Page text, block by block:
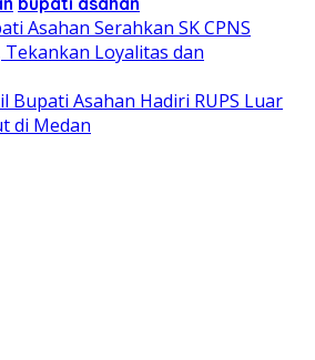
Asahan Serahkan SK CPNS
Tekankan Loyalitas dan
Bupati Asahan Hadiri RUPS Luar
di Medan